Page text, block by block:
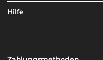
Hilfe